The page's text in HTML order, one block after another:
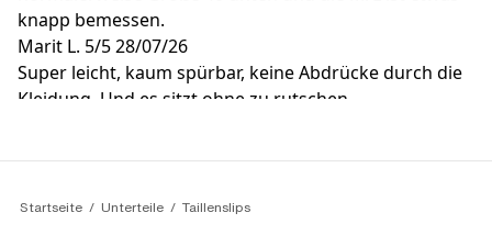
knapp bemessen.
Marit L. 5/528/07/26
Super leicht, kaum spürbar, keine Abdrücke durch die
Kleidung. Und es sitzt ohne zu rutschen.
Startseite Unterteile Taillenslips